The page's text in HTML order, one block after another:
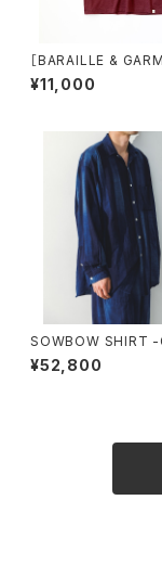
［BARAILLE &
注］KIRISHIMA - S/
W COLOR WINE
¥11,000
SOWBOW SHIRT -
ME-KASURI" True INDIGO
Stripe
¥52,800